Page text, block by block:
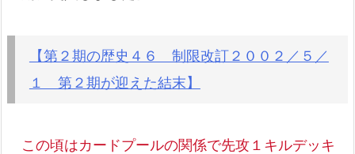
【第２期の歴史４６ 制限改訂２００２／５／
１ 第２期が迎えた結末】
この頃はカードプールの関係で先攻１キルデッキ